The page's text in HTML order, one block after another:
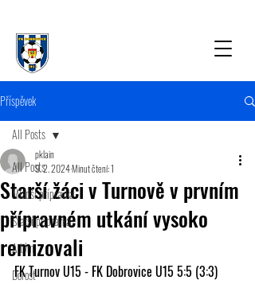
Příspěvek
All Posts
Mladší přípravka
Starší přípravka
A tým
Dorost
All Posts
Starší žáci v Turnově v prvním
přípravném utkání vysoko
remizovali
pklain
9. 2. 2024Minut čtení: 1
FK Turnov U15 - FK Dobrovice U15 5:5 (3:3)